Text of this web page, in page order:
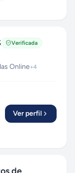
Verificada
Online+4
Ver perfil